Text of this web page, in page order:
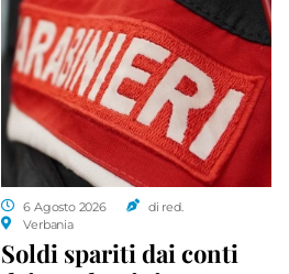
6 Agosto 2026
di red.
Verbania
Soldi spariti dai conti